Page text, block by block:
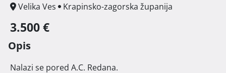
Velika Ves
Krapinsko-zagorska županija
3.500 €
Opis